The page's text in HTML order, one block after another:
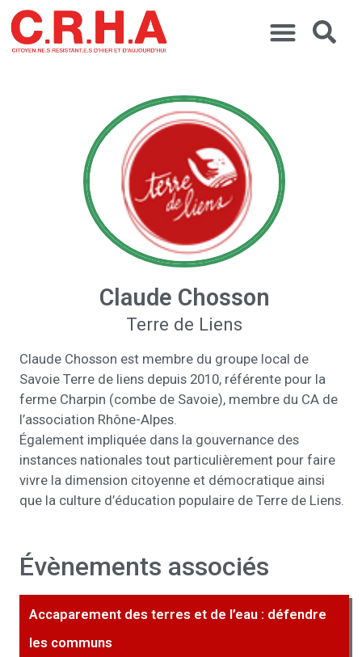
Claude Chosson
Terre de Liens
Claude Chosson est membre du groupe local de
Savoie Terre de liens depuis 2010, référente pour la
ferme Charpin (combe de Savoie), membre du CA de
l’association Rhône-Alpes.
Également impliquée dans la gouvernance des
instances nationales tout particulièrement pour faire
vivre la dimension citoyenne et démocratique ainsi
que la culture d’éducation populaire de Terre de Liens.
Évènements associés
Accaparement des terres et de l’eau : défendre
les communs